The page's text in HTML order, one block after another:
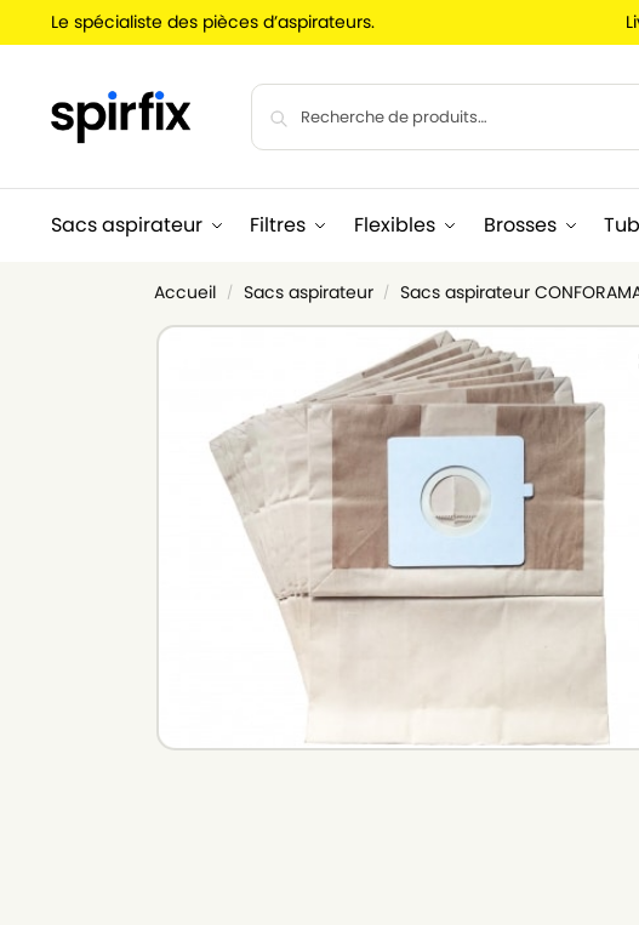
Le spécialiste des pièces d’aspirateurs.
Sacs aspirateur Filtres Flexibles Brosses
Accueil / Sacs aspirateur / Sacs aspirateur